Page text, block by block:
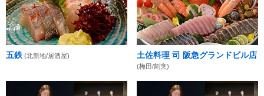
五鉄 (北新地/居酒屋) 土佐料理 司 阪急グランドビル店
(梅田/割烹)